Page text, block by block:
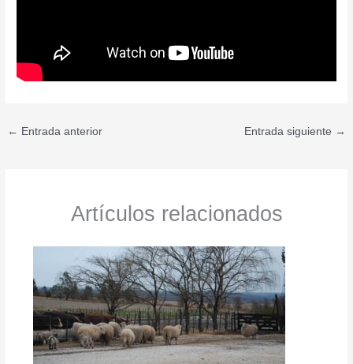
← Entrada anterior Entrada siguiente →
Artículos relacionados